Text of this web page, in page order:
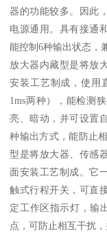
器的功能较多。因此
电源通用。具有接通
能控制6种输出状态，
放大器内藏型是将放
安装工艺制成，使用
1ms两种），能检测
亮、暗动，并可设置
种输出方式，能防止
型是将放大器、传感
面安装工艺制成。它
触式行程开关，可直
定工作区指示灯，输
点，可防止相互干扰